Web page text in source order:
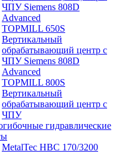
ЧПУ Siemens 808D
Advanced
TOPMILL 650S
Вертикальный
обрабатывающий центр с
ЧПУ Siemens 808D
Advanced
TOPMILL 800S
Вертикальный
обрабатывающий центр с
ЧПУ
гидравлические
MetalTec HBС 170/3200